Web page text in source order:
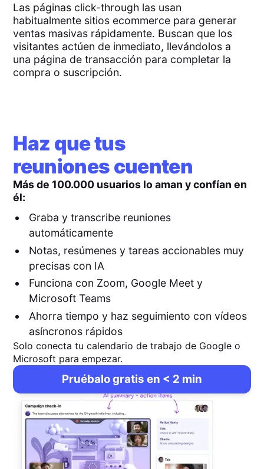
Las páginas click-through las usan
habitualmente sitios ecommerce para generar
ventas masivas rápidamente. Buscan que los
visitantes actúen de inmediato, llevándolos a
una página de transacción para completar la
compra o suscripción.
Haz que tus
reuniones cuenten
Más de 100.000 usuarios lo aman y confían en
él:
Graba y transcribe reuniones
automáticamente
Notas, resúmenes y tareas accionables muy
precisas con IA
Funciona con Zoom, Google Meet y
Microsoft Teams
Ahorra tiempo y haz seguimiento con vídeos
asíncronos rápidos
Solo conecta tu calendario de trabajo de Google o
Microsoft para empezar.
Pruébalo gratis en < 2 min